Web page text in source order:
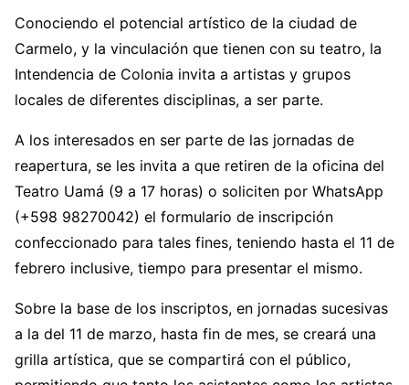
Conociendo el potencial artístico de la ciudad de
Carmelo, y la vinculación que tienen con su teatro, la
Intendencia de Colonia invita a artistas y grupos
locales de diferentes disciplinas, a ser parte.
A los interesados en ser parte de las jornadas de
reapertura, se les invita a que retiren de la oficina del
Teatro Uamá (9 a 17 horas) o soliciten por WhatsApp
(+598 98270042) el formulario de inscripción
confeccionado para tales fines, teniendo hasta el 11 de
febrero inclusive, tiempo para presentar el mismo.
Sobre la base de los inscriptos, en jornadas sucesivas
a la del 11 de marzo, hasta fin de mes, se creará una
grilla artística, que se compartirá con el público,